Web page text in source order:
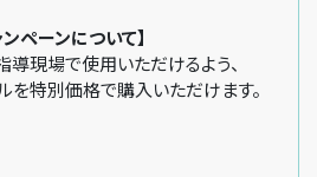
ペーンについて】
導現場で使用いただけるよう、
を特別価格で購入いただけます。